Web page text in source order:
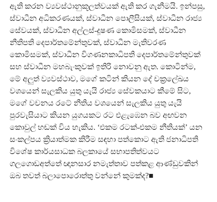
ඇති කරන ව්‍යවස්ථානුකූලත්වයක් ඇති කර ගැනීමයි. ඉන්පසු,
ස්වාධීන අධිකරණයක්, ස්වාධීන පොලීසියක්, ස්වාධීන රාජ්‍ය
සේවයක්, ස්වාධීන අල්ලස්-දූෂණ කොමිසමක්, ස්වාධීන
නීතිපති දෙපාර්තමේන්තුවක්, ස්වාධීන මැතිවරණ
කොමිසමක්, ස්වාධීන විගණනකාධිපති දෙපාර්තමේන්තුවක්
සහ ස්වාධීන මහබැංකුවක් ඉතිරි නොවනු ඇත. කොටින්ම,
මේ අලුත් ව්‍යවස්ථාව, මගේ කටින් කියන දේ චක්‍රලේඛය
වශයෙන් සැලකිය යුතු යැයි රාජ්‍ය සේවකයාට කීමේ සිට,
මගේ වචනය රටේ නීතිය වශයෙන් සැලකිය යුතු යැයි
පුරවැසියාට කියන යුගයකට රට එළැඹෙන බව අඟවන
කොවුල් හඬක් විය හැකිය. ‘එකම රටක්-එකම නීතියක්’ යන
සංකල්පය ක්‍රියාත්මක කිරීම සඳහා පත්කොට ඇති ජනාධිපති
විශේෂ කාර්යසාධක බලකායේ සභාපතිත්වයට
ගලගොඩඅත්තේ ඥානසාර නමැත්තාව පත්කළ ආණ්ඩුවකින්
ඔබ තවත් බලාපොරොත්තු වන්නේ කුමක්ද?■